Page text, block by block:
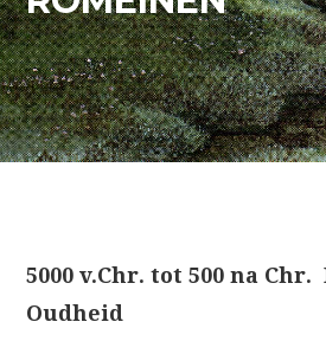
5000 v.Chr. tot 500 na
Oudheid